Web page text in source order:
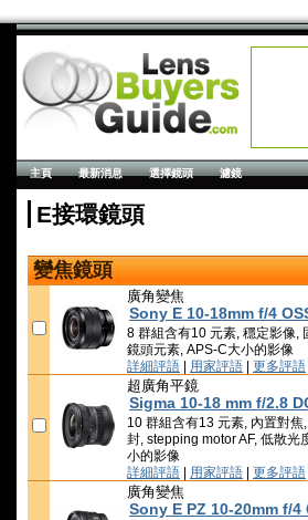
主頁 最新消息 選擇鏡頭 濾鏡
E接環鏡頭
變焦鏡頭
廣角變焦
Sony E 10-18mm f/4
8 群組含有10 元素, 穩定影像,
鏡頭元素, APS-C大小的影像
詳細評語 用家評語 更多評語
超廣角平鏡
Sigma 10-18 mm f/2.8
10 群組含有13 元素, 內置對
封, stepping motor AF, 低散光
小的影像
詳細評語 用家評語 更多評語
廣角變焦
Sony E PZ 10-20mm f/4